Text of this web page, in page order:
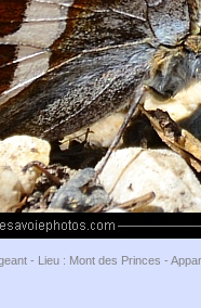
- Lieu : Mont des Princes -